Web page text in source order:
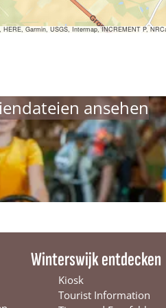
Garmin, USGS, Intermap, INCREMENT P,
ansehen
Winterswijk entdecken
Kiosk
Tourist Information